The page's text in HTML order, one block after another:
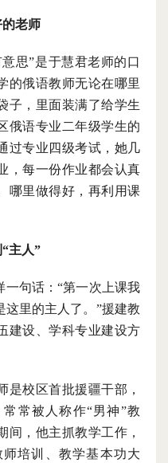
老师
思”是于慧君老师的口
的俄语教师无论在哪里
子，里面装满了给学生
俄语专业二年级学生的
过专业四级考试，她几
，每一份作业都会认真
哪里做得好，再利用课
主人”
一句话：“第一次上课我
这里的主人了。”援建教
建设、学科专业建设方
是校区首批援疆干部，
常被人称作“男神”教
间，他主抓教学工作，
培训、教学基本功大